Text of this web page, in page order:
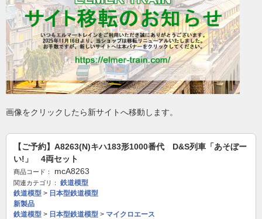
画像をクリックしたら新サイトへ移動します。
【ご予約】A8263(N)キハ183形1000番代 D&S列車「あそぼー
い!」 4両セット
商品コード： mcA8263
関連カテゴリ：
鉄道模型
鉄道模型 > 日本型鉄道模型
新製品
鉄道模型 > 日本型鉄道模型 > マイクロエース